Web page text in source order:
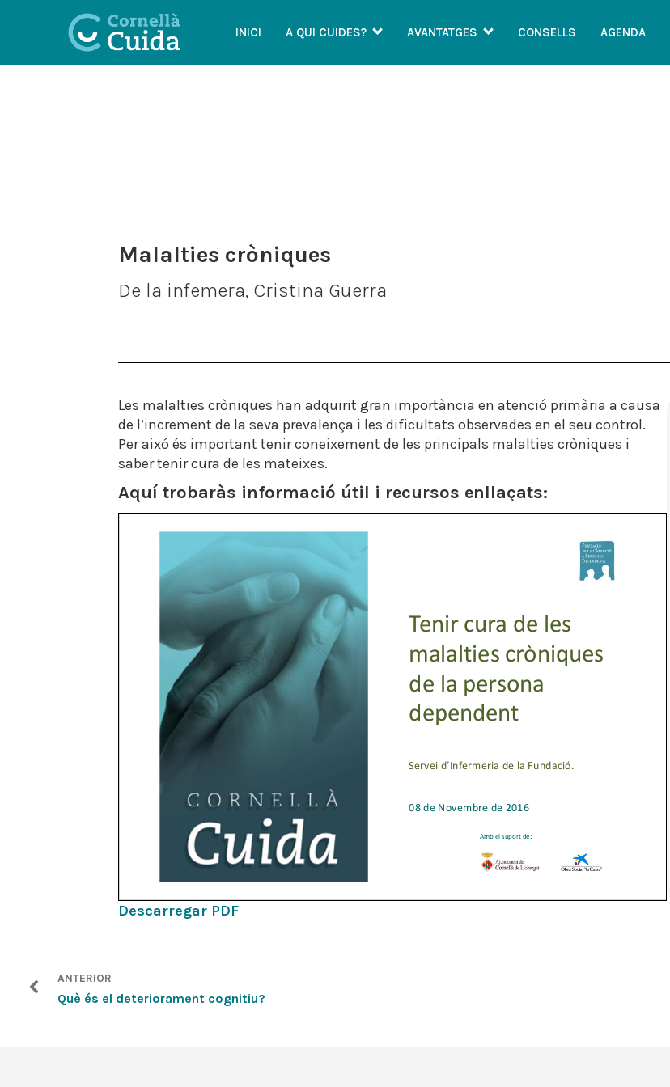
INICI A QUI CUIDES? AVANTATGES CONSELLS AGENDA
Malalties cròniques
De la infemera, Cristina Guerra
Les malalties cròniques han adquirit gran importància en atenció primària a causa
de l’increment de la seva prevalença i les dificultats observades en el seu control.
Per aixó és important tenir coneixement de les principals malalties cròniques i
saber tenir cura de les mateixes.
Aquí trobaràs informació útil i recursos enllaçats:
Descarregar PDF
ANTERIOR
Què és el deteriorament cognitiu?